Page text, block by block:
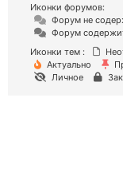
Иконки форумов:
Форум не
Форум
Иконки тем :
Актуально
Личное